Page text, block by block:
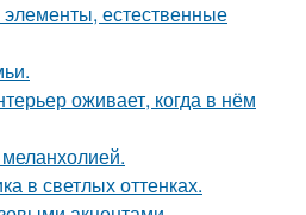
естественные
оживает, когда в нём
в светлых оттенках.